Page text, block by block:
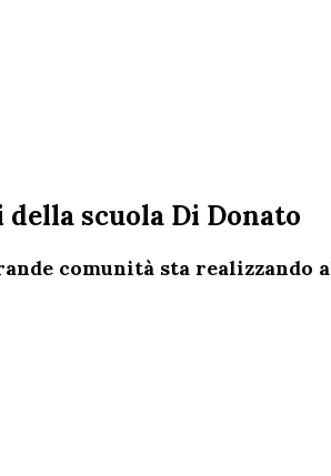
scuola Di Donato
comunità sta realizzando